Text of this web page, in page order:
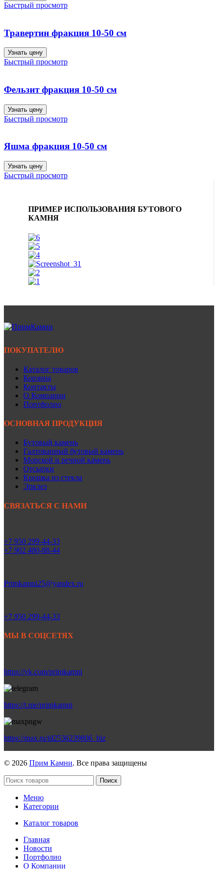
Быстрый просмотр
Травертин фракция 10-50 см
Узнать цену
Быстрый просмотр
Фельзит фракция 10-50 см
Узнать цену
Быстрый просмотр
Яшма фракция 10-50 см
Узнать цену
Быстрый просмотр
ПРИМЕР ИСПОЛЬЗОВАНИЯ БУТОВОГО
КАМНЯ
ПОКУПАТЕЛЮ
Каталог товаров
Корзина
Контакты
О Компании
Портфолио
ОСНОВНАЯ ПРОДУКЦИЯ
Бутовый камень
Галтованный бутовый камень
Морской и речной камень
Отсыпки
Крошка из стекла
Эрклез
СВЯЗАТЬСЯ С НАМИ
+7 950 299-44-33
+7 902 480-88-44
Primkamni25@yandex.ru
+7 950 299-44-33
МЫ В СОЦСЕТЯХ
https://vk.com/primkamni
https://t.me/primkamni
https://max.ru/id2536239806_biz
© 2026 Прим Камни. Все права защищены
Поиск
Меню
Категории
Каталог товаров
Главная
Новости
Портфолио
О Компании